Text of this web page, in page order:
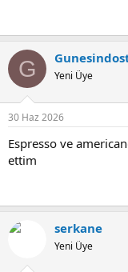
G Yeni Üye
30 Haz 2026
Espresso ve
ettim
serkane
Yeni Üye